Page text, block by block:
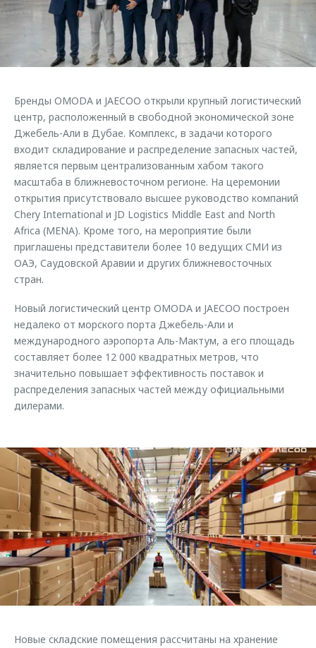
Страхование
Кредитный калькулятор
Аксессуары
Оригинальные аксессуары
Запчасти
Трейд-ин
Калькулятор трейд-ин
Клиентская поддержка
O&J Автоклуб
Клуб владельцев OMODA
Аксессуары
Одежда и сувениры
Оригинальные аксессуары
Запчасти
Обратная связь
Бренды OMODA и JAECOO открыли крупный логистический
центр, расположенный в свободной экономической зоне
Джебель-Али в Дубае. Комплекс, в задачи которого
входит складирование и распределение запасных частей,
является первым централизованным хабом такого
масштаба в ближневосточном регионе. На церемонии
открытия присутствовало высшее руководство компаний
Chery International и JD Logistics Middle East and North
Africa (MENA). Кроме того, на мероприятие были
приглашены представители более 10 ведущих СМИ из
ОАЭ, Саудовской Аравии и других ближневосточных
стран.
Новый логистический центр OMODA и JAECOO построен
недалеко от морского порта Джебель-Али и
международного аэропорта Аль-Мактум, а его площадь
составляет более 12 000 квадратных метров, что
значительно повышает эффективность поставок и
распределения запасных частей между официальными
дилерами.
Новые складские помещения рассчитаны на хранение